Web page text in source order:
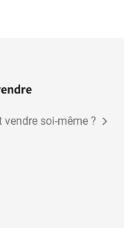
vendre soi-même ?